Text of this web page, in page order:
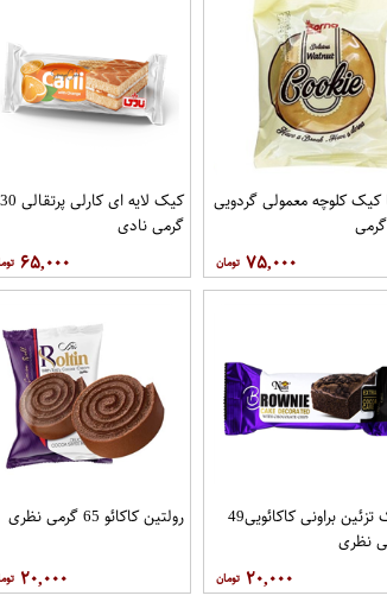
کیک کلوچه معمولی گردویی
۷۵,۰۰۰
کیک لایه ای کارلی پرتقالی 30
گرمی نادی
۶۵,۰۰۰
کیک تزئین براونی کاکائویی49
نظری
۲۰,۰۰۰
رولتین کاکائو 65 گرمی نظری
۲۰,۰۰۰